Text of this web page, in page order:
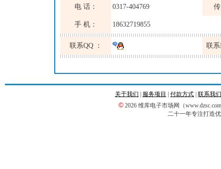
电 话： 0317-404769
手 机： 18632719855
联系QQ ： 联
关于我们 服务项目 付款方式 联系我们
© 2026 维库电子市场网（
二十一年专注打造